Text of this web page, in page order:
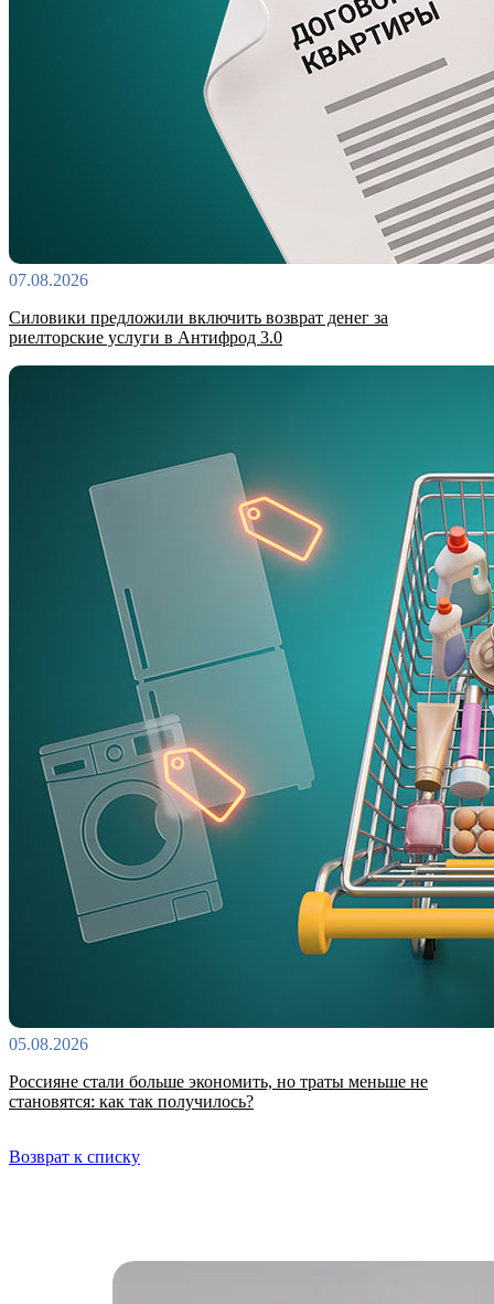
07.08.2026
Силовики предложили включить возврат денег за
риелторские услуги в Антифрод 3.0
05.08.2026
Россияне стали больше экономить, но траты меньше не
становятся: как так получилось?
Возврат к списку